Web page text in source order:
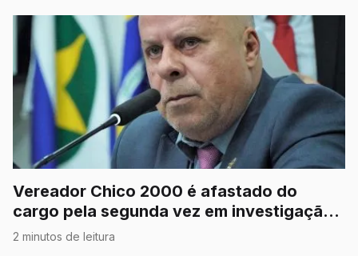
Vereador Chico 2000 é afastado do
cargo pela segunda vez em investigação
por corrupção
2 minutos de leitura